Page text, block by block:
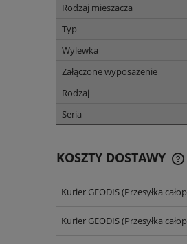
Rodzaj mieszacza
Typ
Wylewka
Załączone wyposażenie
Rodzaj
Seria
KOSZTY DOSTAWY
Kurier GEODIS(Przesyłka
Kurier GEODIS(Przesyłka